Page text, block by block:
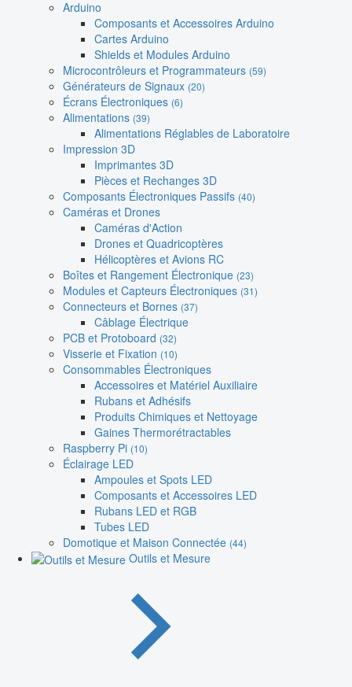
Arduino
Composants et Accessoires Arduino
Cartes Arduino
Shields et Modules Arduino
Microcontrôleurs et Programmateurs (59)
Générateurs de Signaux (20)
Écrans Électroniques (6)
Alimentations (39)
Alimentations Réglables de Laboratoire
Impression 3D
Imprimantes 3D
Pièces et Rechanges 3D
Composants Électroniques Passifs (40)
Caméras et Drones
Caméras d'Action
Drones et Quadricoptères
Hélicoptères et Avions RC
Boîtes et Rangement Électronique (23)
Modules et Capteurs Électroniques (31)
Connecteurs et Bornes (37)
Câblage Électrique
PCB et Protoboard (32)
Visserie et Fixation (10)
Consommables Électroniques
Accessoires et Matériel Auxiliaire
Rubans et Adhésifs
Produits Chimiques et Nettoyage
Gaines Thermorétractables
Raspberry Pi (10)
Éclairage LED
Ampoules et Spots LED
Composants et Accessoires LED
Rubans LED et RGB
Tubes LED
Domotique et Maison Connectée (44)
Outils et Mesure